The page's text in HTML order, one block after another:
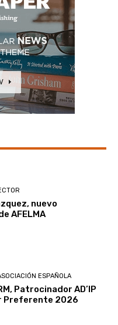
nuevo
AFELMA
ESPAÑOLA
Patrocinador AD’IP
Preferente 2026